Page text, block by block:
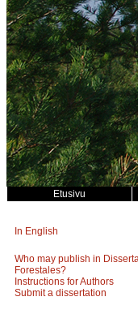
Etusivu
In English
Who may publish in
Forestales?
Instructions for Authors
Submit a dissertation